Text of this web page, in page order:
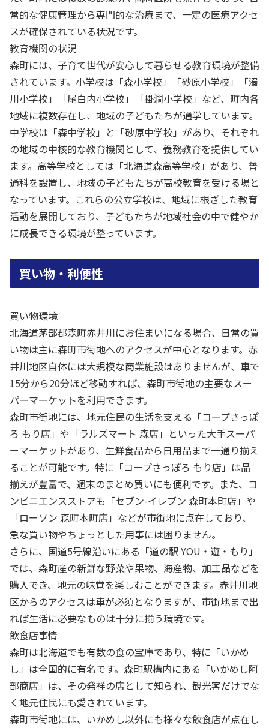
常的な健康管理から専門的な治療まで、一定の医療アクセ
スが確保されている状況です。
教育機関の状況
森町には、子育て世代が安心して暮らせる教育環境が整備
されています。小学校は「森小学校」「砂原小学校」「濁
川小学校」「尾白内小学校」「掛澗小学校」など、町内各
地域に複数存在し、地域の子どもたちが通学しています。
中学校は「森中学校」と「砂原中学校」があり、それぞれ
の地域の中核的な教育機関として、義務教育を提供してい
ます。高等学校としては「北海道森高等学校」があり、普
通科を設置し、地域の子どもたちが高校教育を受ける場と
なっています。これらの公立学校は、地域に根ざした教育
活動を展開しており、子どもたちが地域社会の中で健やか
に成長できる環境が整っています。
買い物・利便性
買い物環境
北海道茅部郡森町赤井川にお住まいになる場合、日常の買
い物は主に森町市街地へのアクセスが中心となります。赤
井川地区自体には大規模な商業施設はありませんが、車で
15分から20分ほど移動すれば、森町市街地の主要なスー
パーマーケットを利用できます。
森町市街地には、地元住民の生活を支える「コープさっぽ
ろ もり店」や「ラルズマート 森店」といった大手スーパ
ーマーケットがあり、生鮮食品から日用品まで一通り揃え
ることが可能です。特に「コープさっぽろ もり店」は品
揃えが豊富で、週末のまとめ買いにも便利です。また、コ
ンビニエンスストアも「セブン-イレブン 森町本町店」や
「ローソン 森町本町店」などが市街地に点在しており、
急な買い物やちょっとした用事には困りません。
さらに、国道5号線沿いにある「道の駅 YOU・遊・もり」
では、森町産の新鮮な野菜や果物、海産物、加工品などを
購入でき、地元の味覚を楽しむことができます。赤井川地
区からのアクセスは車が必須となりますが、市街地まで出
れば生活に必要なものは十分に揃う環境です。
飲食店事情
森町は北海道でも有数の食の宝庫であり、特に「いかめ
し」は全国的に有名です。森町駅構内にある「いかめし阿
部商店」は、その発祥の店として知られ、観光客だけでな
く地元住民にも愛されています。
森町市街地には、いかめし以外にも様々な飲食店が点在し